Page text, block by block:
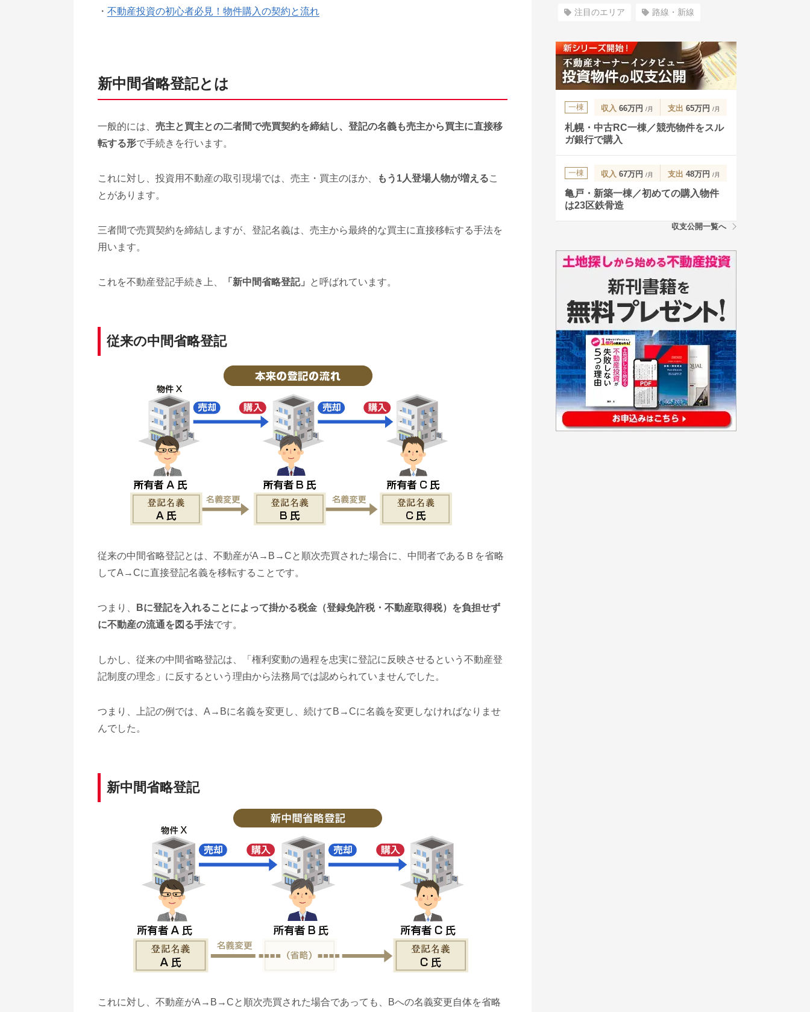
・ 不動産投資の初心者必見！物件購入の契約と流れ
新中間省略登記とは
一般的には、 売主と買主との二者間で売買契約を締結し、登記の名義も売主から買主に直接移
転する形で手続きを行います。
これに対し、投資用不動産の取引現場では、売主・買主のほか、 もう1人登場人物が増えるこ
とがあります。
三者間で売買契約を締結しますが、登記名義は、売主から最終的な買主に直接移転する手法を
用います。
これを不動産登記手続き上、 「新中間省略登記」 と呼ばれています。
従来の中間省略登記
従来の中間省略登記とは、不動産がA→B→Cと順次売買された場合に、中間者であるＢを省略
してA→Cに直接登記名義を移転することです。
つまり、
Bに登記を入れることによって掛かる税金（登録免許税・不動産取得税）を負担せず
に不動産の流通を図る手法です。
しかし、従来の中間省略登記は、「権利変動の過程を忠実に登記に反映させるという不動産登
記制度の理念」に反するという理由から法務局では認められていませんでした。
つまり、上記の例では、A→Bに名義を変更し、続けてB→Cに名義を変更しなければなりませ
んでした。
新中間省略登記
これに対し、不動産がA→B→Cと順次売買された場合であっても、Bへの名義変更自体を省略
注目のエリア 路線・新線
一棟 収入 66万円 /月 支出 65万円 /月
札幌・中古RC一棟／競売物件をスル
ガ銀行で購入
一棟 収入 67万円 /月 支出 48万円 /月
亀戸・新築一棟／初めての購入物件
は23区鉄骨造
収支公開一覧へ